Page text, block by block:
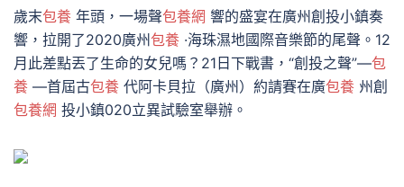
歲末包養 年頭，一場聲包養網 響的盛宴在廣州創投小鎮奏
響，拉開了2020廣州包養 ·海珠濕地國際音樂節的尾聲。12
月此差點丟了生命的女兒嗎？21日下戰書，“創投之聲”—包
養 —首屆古包養 代阿卡貝拉（廣州）約請賽在廣包養 州創
包養網 投小鎮020立異試驗室舉辦。